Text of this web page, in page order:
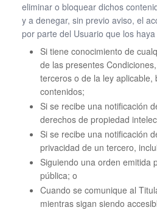
eliminar o bloquear dichos
y a denegar, sin previo aviso, el
por parte del Usuario que los
Si tiene conocimiento de
de las presentes
terceros o de la ley aplicable,
contenidos;
Si se recibe una notificación
derechos de propiedad
Si se recibe una notificación
privacidad de un tercero,
Siguiendo una orden emitida
pública; o
Cuando se comunique al
mientras sigan siendo